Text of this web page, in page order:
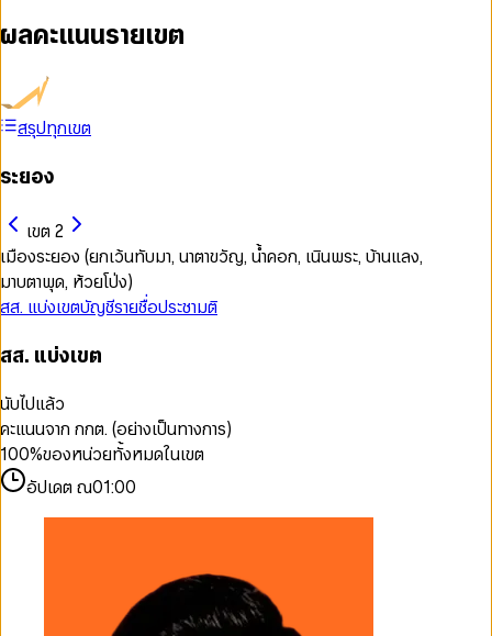
ผลคะแนนรายเขต
สรุปทุกเขต
ระยอง
เขต 2
เมืองระยอง (ยกเว้นทับมา, นาตาขวัญ, น้ำคอก, เนินพระ, บ้านแลง,
มาบตาพุด, ห้วยโป่ง)
สส. แบ่งเขตบัญชีรายชื่อประชามติ
สส. แบ่งเขต
นับไปแล้ว
คะแนนจาก กกต. (อย่างเป็นทางการ)
100%ของหน่วยทั้งหมดในเขต
อัปเดต ณ01:00